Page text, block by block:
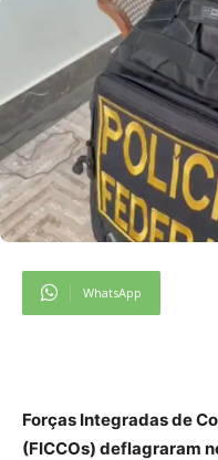
WhatsApp
Forças Integradas de
(FICCOs) deflagraram